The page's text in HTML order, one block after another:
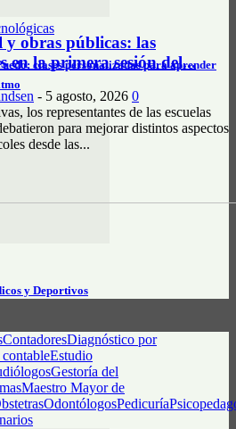
clases personalizadas para aprender
y Deportivos
ContadoresDiagnóstico por
Estudio
Gestoría del
Maestro Mayor de
OdontólogosPedicuría
y obras públicas: las
en la primera sesión del...
- 5 agosto, 2026 0
los representantes de las escuelas
para mejorar distintos aspectos
desde las...